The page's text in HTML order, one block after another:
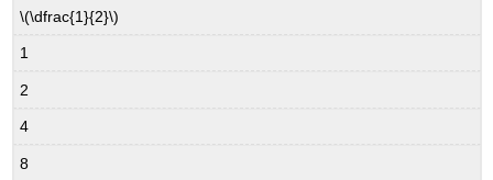
\(\dfrac{1}{2}\)
1
2
4
8